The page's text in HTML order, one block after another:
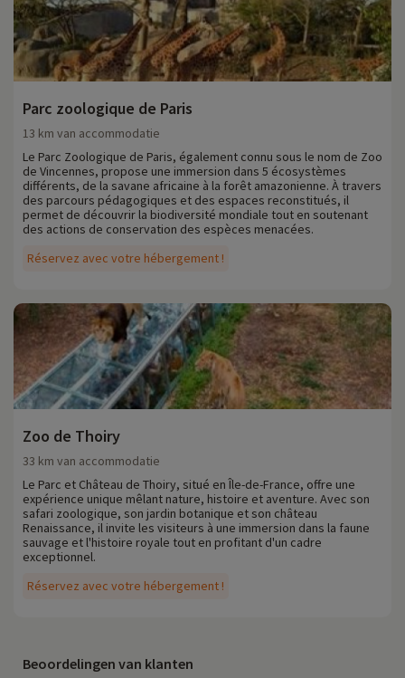
Parc zoologique de Paris
Réservez avec votre hébergement !
13 km van accommodatie
Le Parc Zoologique de Paris, également connu sous le nom de Zoo
de Vincennes, propose une immersion dans 5 écosystèmes
différents, de la savane africaine à la forêt amazonienne. À travers
des parcours pédagogiques et des espaces reconstitués, il
permet de découvrir la biodiversité mondiale tout en soutenant
des actions de conservation des espèces menacées.
Zoo de Thoiry
Réservez avec votre hébergement !
33 km van accommodatie
Le Parc et Château de Thoiry, situé en Île-de-France, offre une
expérience unique mêlant nature, histoire et aventure. Avec son
safari zoologique, son jardin botanique et son château
Renaissance, il invite les visiteurs à une immersion dans la faune
sauvage et l'histoire royale tout en profitant d'un cadre
exceptionnel.
Beoordelingen van klanten